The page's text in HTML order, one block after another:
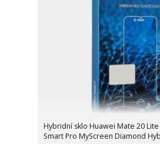
Hybridní sklo Huawei Mate 20 Lite
Smart Pro MyScreen Diamond